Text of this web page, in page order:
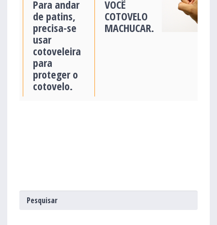
Para andar
de patins,
precisa-se
usar
cotoveleira
para
proteger o
cotovelo.
VOCÊ
COTOVELO
MACHUCAR.